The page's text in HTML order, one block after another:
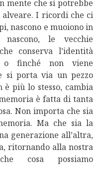
mente che si potrebbe
I ricordi che ci
nascono e muoiono in
nascono, le vecchie
conserva l’identità
o finché non viene
si porta via un pezzo
è più lo stesso, cambia
è fatta di tanta
Non importa che sia
Ma che sia la
generazione all’altra,
ritornando alla nostra
cosa possiamo